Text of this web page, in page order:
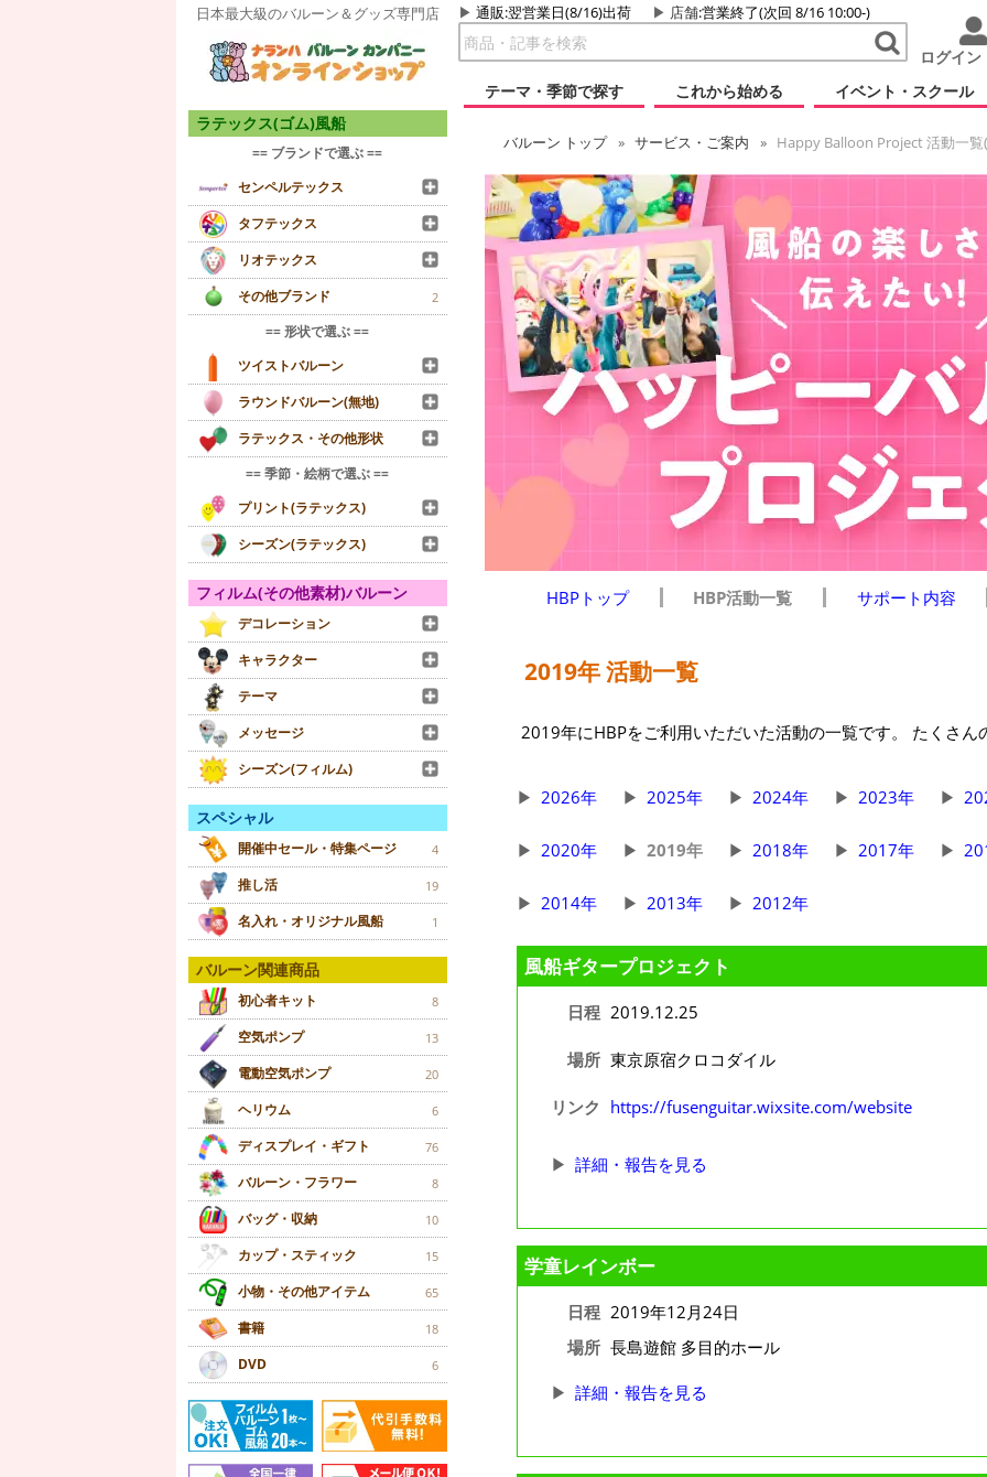
日本最大級のバルーン＆グッズ専門店 通販:翌営業日(8/16)出荷 店舗:営業終了(次回 8/16 10:00-)
ログイン
テーマ・季節で探す
これから始める イベント・スクール
ラテックス(ゴム)風船
== ブランドで選ぶ ==
センペルテックス
タフテックス
リオテックス
その他ブランド
2
== 形状で選ぶ ==
ツイストバルーン
ラウンドバルーン(無地)
ラテックス・その他形状
== 季節・絵柄で選ぶ ==
プリント(ラテックス)
シーズン(ラテックス)
フィルム(その他素材)バルーン
デコレーション
キャラクター
テーマ
メッセージ
シーズン(フィルム)
スペシャル
開催中セール・特集ページ 4
推し活 19
名入れ・オリジナル風船 1
バルーン関連商品
初心者キット 8
空気ポンプ 13
電動空気ポンプ 20
ヘリウム 6
ディスプレイ・ギフト 76
バルーン・フラワー 8
バッグ・収納 10
カップ・スティック 15
小物・その他アイテム 65
書籍 18
DVD 6
バルーン トップ サービス・ご案内 Happy Balloon Project 活動一覧
HBPトップ HBP活動一覧 サポート内容
2019年 活動一覧
2019年にHBPをご利用いただいた活動の一覧です。 たくさ
2026年 2025年 2024年 2023年
2020年 2019年 2018年 2017年
2014年 2013年 2012年
風船ギタープロジェクト
日程 2019.12.25
場所 東京原宿クロコダイル
リンク https://fusenguitar.wixsite.com/website
詳細・報告を見る
学童レインボー
日程 2019年12月24日
場所 長島遊館 多目的ホール
詳細・報告を見る